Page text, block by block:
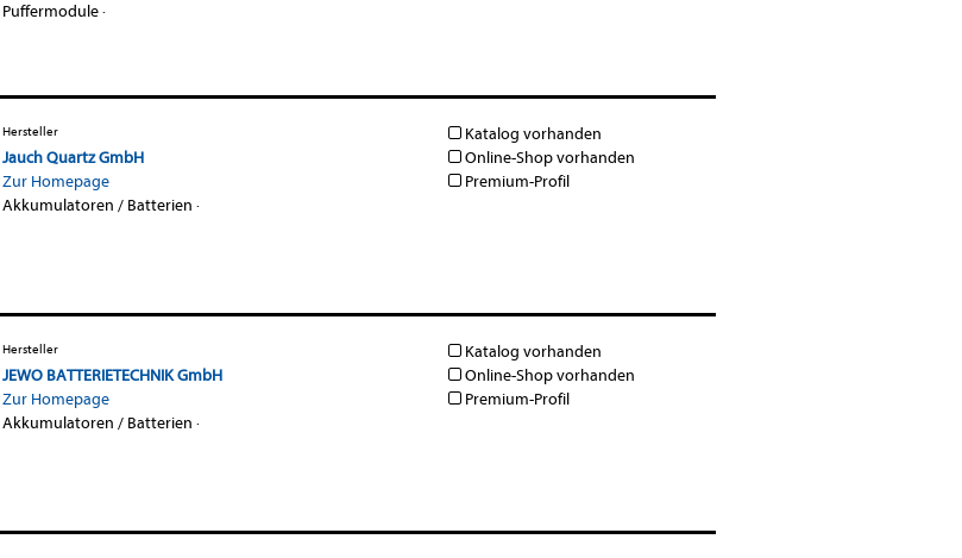
Puffermodule·
Hersteller
Jauch Quartz GmbH
Zur Homepage
Akkumulatoren / Batterien ·
Katalog vorhanden
Online-Shop vorhanden
Premium-Profil
Hersteller
JEWO BATTERIETECHNIK GmbH
Zur Homepage
Akkumulatoren / Batterien ·
Katalog vorhanden
Online-Shop vorhanden
Premium-Profil